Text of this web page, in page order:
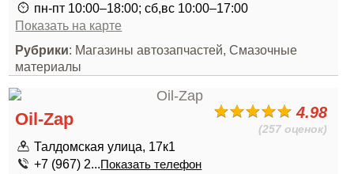
пн-пт 10:00–18:00; сб,вс 10:00–17:00
Показать на карте
Рубрики: Магазины автозапчастей, Смазочные
материалы
4.98
(257 оценок)
Oil-Zap
Талдомская улица, 17к1
+7 (967) 2...Показать телефон